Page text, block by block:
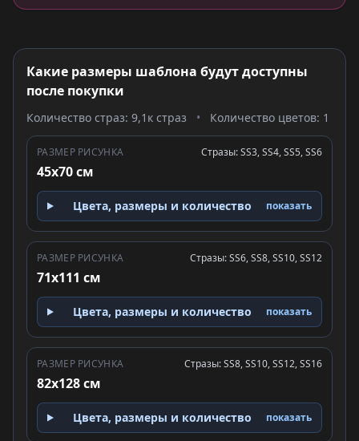
Какие размеры шаблона будут доступны
после покупки
Количество страз: 9,1к страз • Количество цветов: 1
РАЗМЕР РИСУНКА
45x70 см
Стразы: SS3, SS4, SS5, SS6
Цвета, размеры и количество показать
РАЗМЕР РИСУНКА
71x111 см
Стразы: SS6, SS8, SS10, SS12
Цвета, размеры и количество показать
РАЗМЕР РИСУНКА
82x128 см
Стразы: SS8, SS10, SS12, SS16
Цвета, размеры и количество показать